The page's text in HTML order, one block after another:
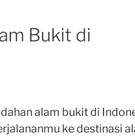
Bukit di
alam bukit di
ke destinasi